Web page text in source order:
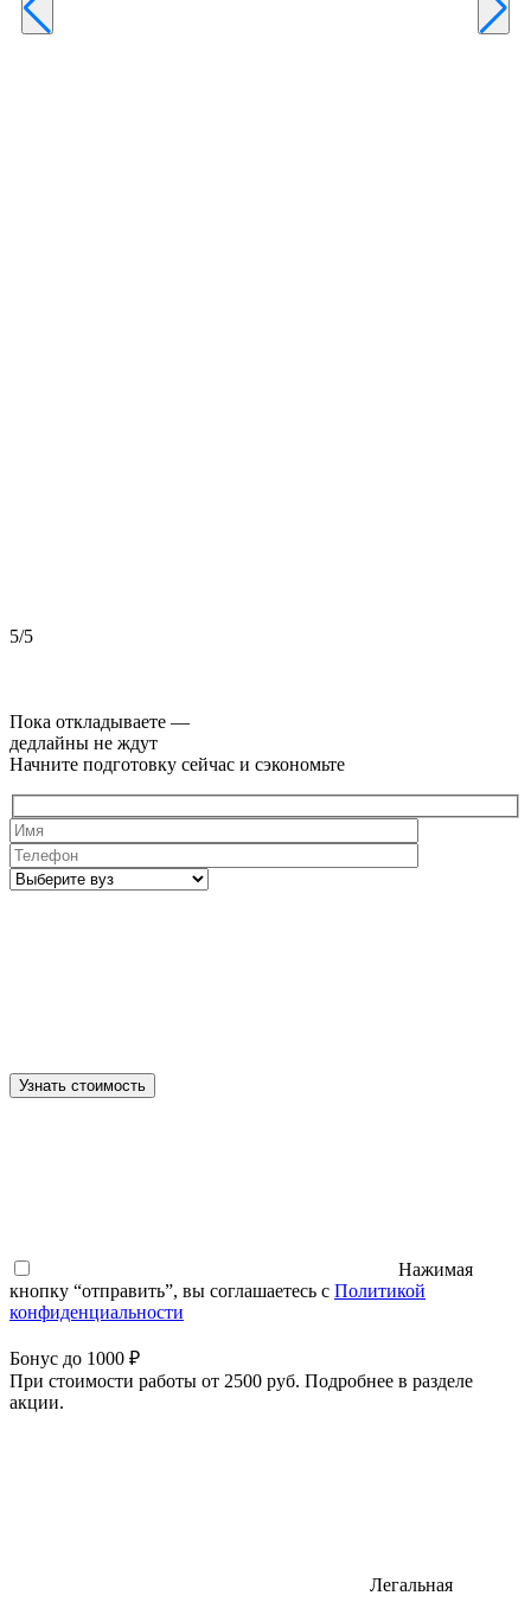
5/5
Пока откладываете —
дедлайны не ждут
Начните подготовку сейчас и сэкономьте
Узнать стоимость
Нажимая
кнопку “отправить”, вы соглашаетесь с Политикой
конфиденциальности
Бонус до 1000 ₽
При стоимости работы от 2500 руб. Подробнее в разделе
акции.
Легальная